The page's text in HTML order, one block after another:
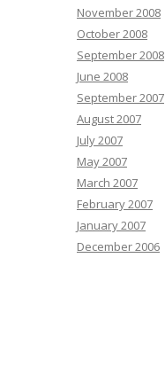
November 2008
October 2008
September 2008
June 2008
September 2007
August 2007
July 2007
May 2007
March 2007
February 2007
January 2007
December 2006